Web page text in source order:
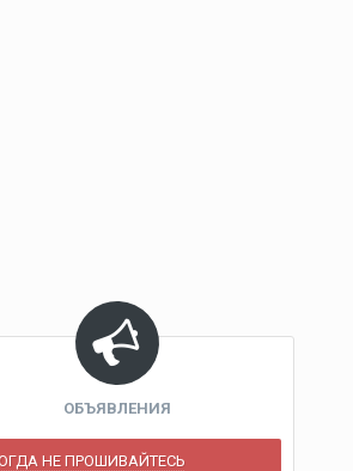
ОБЪЯВЛЕНИЯ
НЕ ПРОШИВАЙТЕСЬ